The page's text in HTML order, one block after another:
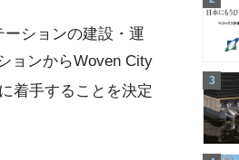
ションの建設・運
ョンからWoven City
着手することを決定